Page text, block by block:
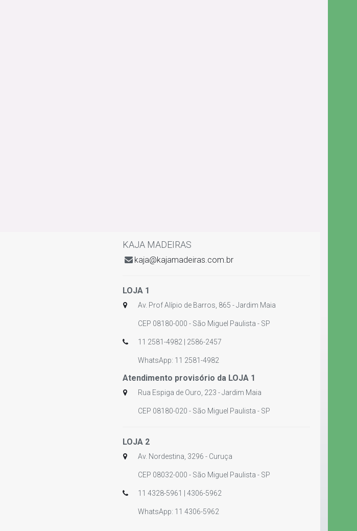
KAJA MADEIRAS
kaja@kajamadeiras.com.br
LOJA 1
Av. Prof Alípio de Barros, 865 - Jardim Maia
CEP 08180-000 - São Miguel Paulista - SP
11 2581-4982 | 2586-2457
WhatsApp: 11 2581-4982
Atendimento provisório da LOJA 1
Rua Espiga de Ouro, 223 - Jardim Maia
CEP 08180-020 - São Miguel Paulista - SP
LOJA 2
Av. Nordestina, 3296 - Curuça
CEP 08032-000 - São Miguel Paulista - SP
11 4328-5961 | 4306-5962
WhatsApp: 11 4306-5962